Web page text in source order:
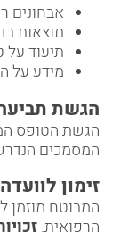
אבחונים
תוצאות
תיעוד על
מידע על
הגשת
הגשת הטופס
המסמכים
זימון
המבוטח מוזמן
הרפואית.